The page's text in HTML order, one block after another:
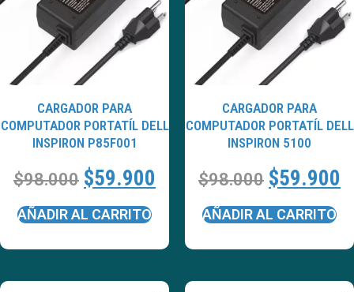
CARGADOR PARA
COMPUTADOR PORTATÍL DELL
INSPIRON P85F001
$98.000 $59.900
AÑADIR AL CARRITO
CARGADOR PARA
COMPUTADOR PORTATÍL DELL
INSPIRON 5100
$98.000 $59.900
AÑADIR AL CARRITO